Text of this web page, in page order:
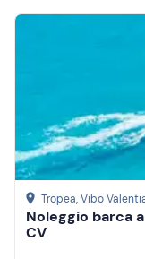
Tropea, Vibo
Noleggio barca
CV